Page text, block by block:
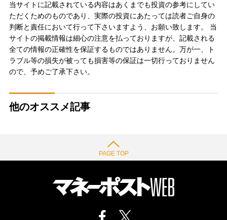
当サイトに記載されている内容はあくまでも投資の参考にしてい
ただくためのものであり、実際の投資にあたっては読者ご自身の
判断と責任において行って下さいますよう、お願い致します。 当
サイトの掲載情報は細心の注意を払っておりますが、記載される
全ての情報の正確性を保証するものではありません。万が一、ト
ラブル等の損失が被っても損害等の保証は一切行っておりません
ので、予めご了承下さい。
他のオススメ記事
PAGE TOP